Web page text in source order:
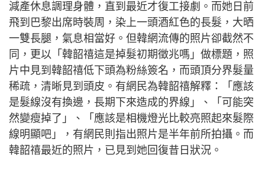
減產休息調理身體，直到最近才復工接劇。而她日前
飛到巴黎出席時裝周，染上一頭酒紅色的長髮，大晒
一雙長腿，氣息相當好。但韓網流傳的照片卻截然不
同，更以「韓韶禧這是掉髮初期徵兆嗎」做標題，照
片中見到韓韶禧低下頭為粉絲簽名，而頭頂分界髮量
稀疏，清晰見到頭皮。有網民為韓韶禧解釋：「應該
是髮線沒有換邊，長期下來造成的界線」、「可能突
然變瘦掉了」、「應該是相機燈光比較亮照起來髮際
線明顯吧」，有網民則指出照片是半年前所拍攝。而
韓韶禧最近的照片，已見到她回復昔日狀況。